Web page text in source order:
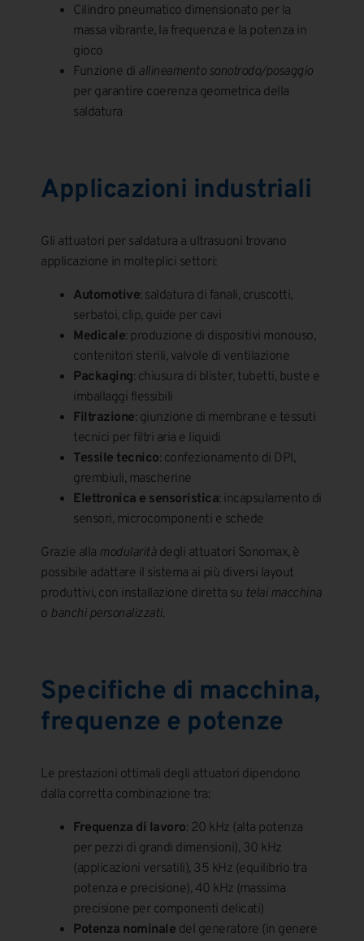
Cilindro pneumatico dimensionato per la
massa vibrante, la frequenza e la potenza in
gioco
Funzione di allineamento sonotrodo/posaggio
per garantire coerenza geometrica della
saldatura
Applicazioni industriali
Gli attuatori per saldatura a ultrasuoni trovano
applicazione in molteplici settori:
Automotive: saldatura di fanali, cruscotti,
serbatoi, clip, guide per cavi
Medicale: produzione di dispositivi monouso,
contenitori sterili, valvole di ventilazione
Packaging: chiusura di blister, tubetti, buste e
imballaggi flessibili
Filtrazione: giunzione di membrane e tessuti
tecnici per filtri aria e liquidi
Tessile tecnico: confezionamento di DPI,
grembiuli, mascherine
Elettronica e sensoristica: incapsulamento di
sensori, microcomponenti e schede
Grazie alla modularitàdegli attuatori Sonomax, è
possibile adattare il sistema ai più diversi layout
produttivi, con installazione diretta su telai macchina
o banchi personalizzati.
Specifiche di macchina,
frequenze e potenze
Le prestazioni ottimali degli attuatori dipendono
dalla corretta combinazione tra:
Frequenza di lavoro: 20 kHz (alta potenza
per pezzi di grandi dimensioni), 30 kHz
(applicazioni versatili), 35 kHz (equilibrio tra
potenza e precisione), 40 kHz (massima
precisione per componenti delicati)
Potenza nominale del generatore (in genere